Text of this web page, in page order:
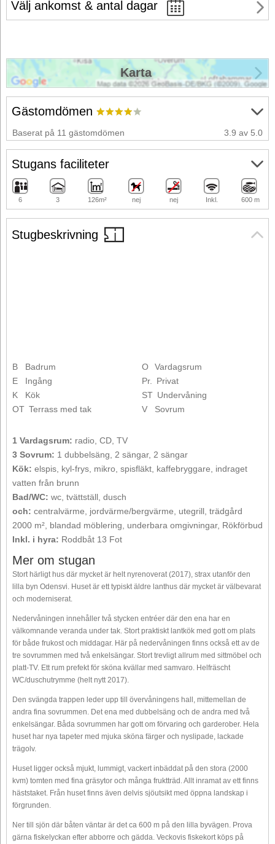
Välj ankomst & antal dagar
Stugbeskrivning
B
Badrum
E
Ingång
K
Kök
OT Terrass med tak
O
Vardagsrum
Pr.
Privat
ST Undervåning
V
Sovrum
1 Vardagsrum: radio, CD, TV
3 Sovrum: 1 dubbelsäng, 2 sängar, 2 sängar
Kök: elspis, kyl-frys, mikro, spisfläkt, kaffebryggare, indraget
vatten från brunn
Bad/WC: wc, tvättställ, dusch
och: centralvärme, jordvärme/bergvärme, utegrill, trädgård
2000 m², blandad möblering, underbara omgivningar, Rökförbud
Inkl. i hyra: Roddbåt 13 Fot
Mer om stugan
Stort härligt hus där mycket är helt nyrenoverat (2017), strax utanför den
lilla byn Odensvi. Huset är ett typiskt äldre lanthus där mycket är välbevarat
och moderniserat.
Nedervåningen innehåller två stycken entréer där den ena har en
välkomnande veranda under tak. Stort praktiskt lantkök med gott om plats
för både frukost och middagar. Här på nedervåningen finns också ett av de
tre sovrummen med två enkelsängar. Stort trevligt allrum med sittmöbel och
platt-TV. Ett rum prefekt för sköna kvällar med samvaro. Helfräscht
WC/duschutrymme (helt nytt 2017).
Den svängda trappen leder upp till övervåningens hall, mittemellan de
andra fina sovrummen. Det ena med dubbelsäng och de andra med två
enkelsängar. Båda sovrummen har gott om förvaring och garderober. Hela
huset har nya tapeter med mjuka sköna färger och nyslipade, lackade
trägolv.
Huset ligger också mjukt, lummigt, vackert inbäddat på den stora (2000
kvm) tomten med fina gräsytor och många fruktträd. Allt inramat av ett finns
häststaket. Från huset finns även delvis sjöutsikt med öppna landskap i
förgrunden.
Ner till sjön där båten väntar är det ca 600 m på den lilla byvägen. Prova
gärna fiskelyckan efter abborre och gädda. Veckovis fiskekort köps på
Gästomdömen
Baserat på 11 gästomdömen 3.9 av 5.0
Stugans faciliteter
6 3 126m² nej nej Inkl. 600 m
Karta